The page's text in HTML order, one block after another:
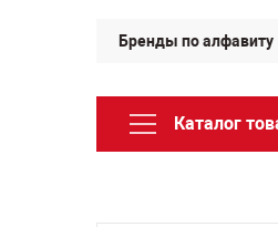
Бренды по алфавиту
Каталог